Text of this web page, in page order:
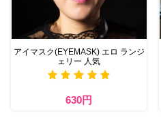
アイマスク(EYEMASK) エロ ランジ
ェリー 人気
630円